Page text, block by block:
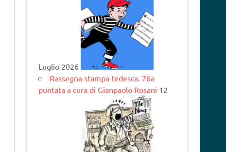
Luglio 2026
Rassegna stampa tedesca. 76a
puntata a cura di Gianpaolo Rosani 12